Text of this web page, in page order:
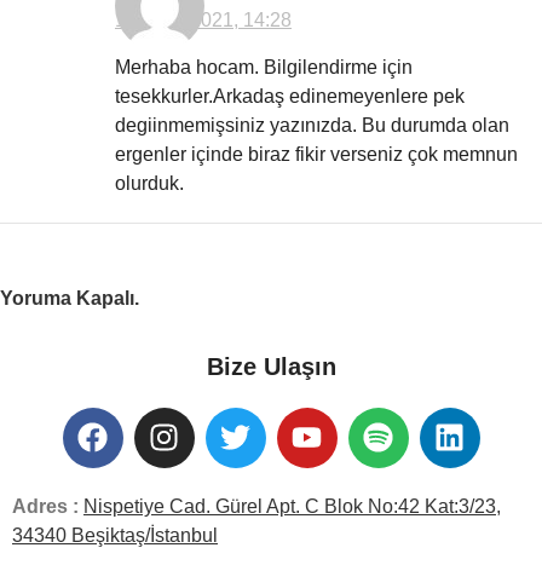
19 Eylül 2021, 14:28
Merhaba hocam. Bilgilendirme için
tesekkurler.Arkadaş edinemeyenlere pek
degiinmemişsiniz yazınızda. Bu durumda olan
ergenler içinde biraz fikir verseniz çok memnun
olurduk.
Yoruma Kapalı.
Bize Ulaşın
Adres : Nispetiye Cad. Gürel Apt. C Blok No:42 Kat:3/23,
34340 Beşiktaş/İstanbul